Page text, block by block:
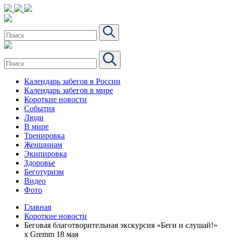
Календарь забегов в России
Календарь забегов в мире
Короткие новости
События
Люди
В мире
Тренировка
Женщинам
Экипировка
Здоровье
Беготуризм
Видео
Фото
Главная
Короткие новости
Беговая благотворительная экскурсия «Беги и слушай!»
х Gremm 18 мая